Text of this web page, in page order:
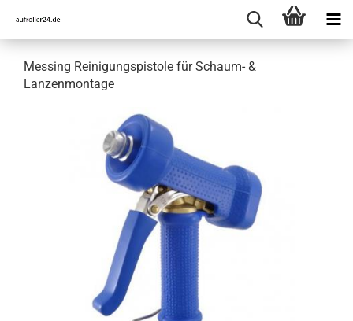
Messing Reinigungspistole für Schaum- &
Lanzenmontage